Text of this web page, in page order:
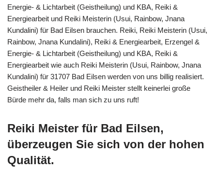
Energie- & Lichtarbeit (Geistheilung) und KBA, Reiki &
Energiearbeit und Reiki Meisterin (Usui, Rainbow, Jnana
Kundalini) für Bad Eilsen brauchen. Reiki, Reiki Meisterin (Usui,
Rainbow, Jnana Kundalini), Reiki & Energiearbeit, Erzengel &
Energie- & Lichtarbeit (Geistheilung) und KBA, Reiki &
Energiearbeit wie auch Reiki Meisterin (Usui, Rainbow, Jnana
Kundalini) für 31707 Bad Eilsen werden von uns billig realisiert.
Geistheiler & Heiler und Reiki Meister stellt keinerlei große
Bürde mehr da, falls man sich zu uns ruft!
Reiki Meister für Bad Eilsen,
überzeugen Sie sich von der hohen
Qualität.